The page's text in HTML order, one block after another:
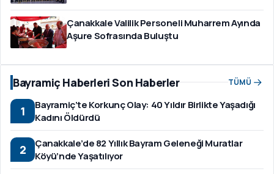
Çanakkale Valilik Personeli Muharrem Ayında
Aşure Sofrasında Buluştu
Bayramiç Haberleri Son Haberler TÜMÜ
1
Bayramiç’te Korkunç Olay: 40 Yıldır Birlikte Yaşadığı
Kadını Öldürdü
2
Çanakkale’de 82 Yıllık Bayram Geleneği Muratlar
Köyü’nde Yaşatılıyor